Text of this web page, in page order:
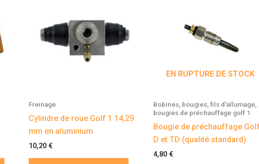
Freinage
Cylindre de roue Golf 1 14,29
mm en aluminium
10,20€
EN RUPTURE DE STOCK
Bobines, bougies, fils d'allumage,
bougies de préchauffage golf 1
Bougie de préchauffage
D et TD (qualité standard)
4,80 €